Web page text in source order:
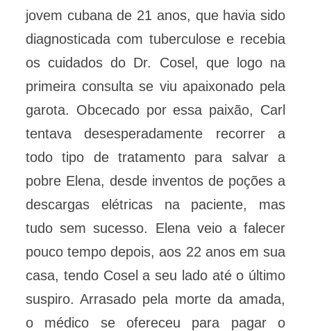
jovem cubana de 21 anos, que havia sido
diagnosticada com tuberculose e recebia
os cuidados do Dr. Cosel, que logo na
primeira consulta se viu apaixonado pela
garota. Obcecado por essa paixão, Carl
tentava desesperadamente recorrer a
todo tipo de tratamento para salvar a
pobre Elena, desde inventos de poções a
descargas elétricas na paciente, mas
tudo sem sucesso. Elena veio a falecer
pouco tempo depois, aos 22 anos em sua
casa, tendo Cosel a seu lado até o último
suspiro. Arrasado pela morte da amada,
o médico se ofereceu para pagar o